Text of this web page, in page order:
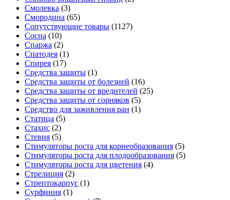
Смолевка (3)
Смородина (65)
Сопутствующие товары (1127)
Сосна (10)
Спаржа (2)
Спатодея (1)
Спирея (17)
Средства защиты (1)
Средства защиты от болезней (16)
Средства защиты от вредителей (25)
Средства защиты от сорняков (5)
Средство для заживления ран (1)
Статица (5)
Стахис (2)
Стевия (5)
Стимуляторы роста для корнеобразования (5)
Стимуляторы роста для плодообразования (5)
Стимуляторы роста для цветения (4)
Стрелиция (2)
Стрептокарпус (1)
Сурфиния (1)